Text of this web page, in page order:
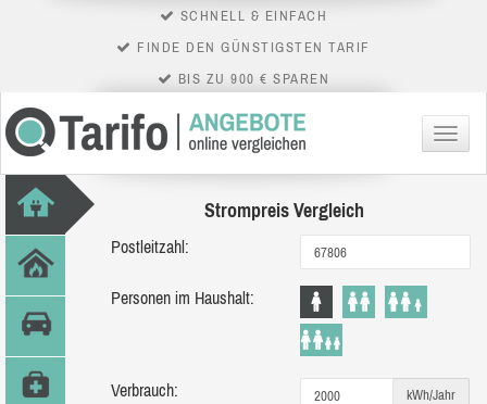
SCHNELL & EINFACH
FINDE DEN GÜNSTIGSTEN TARIF
BIS ZU 900 € SPAREN
Menü
Strompreis Vergleich
Postleitzahl:
Personen im Haushalt:
Verbrauch: kWh/Jahr